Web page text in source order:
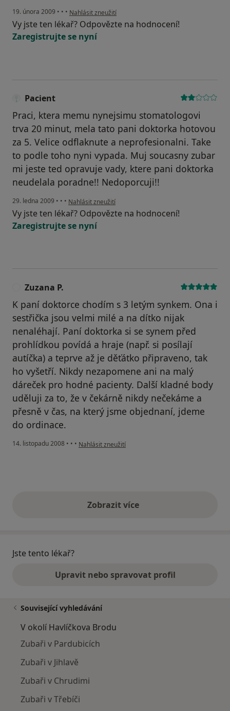
19. února 2009 • • • podle názoru uživatele Pacient
Nahlásit zneužití
Vy jste ten lékař? Odpovězte na hodnocení!
Zaregistrujte se nyní
Pacient
Praci, ktera memu nynejsimu stomatologovi
trva 20 minut, mela tato pani doktorka hotovou
za 5. Velice odflaknute a neprofesionalni. Take
to podle toho nyni vypada. Muj soucasny zubar
mi jeste ted opravuje vady, ktere pani doktorka
neudelala poradne!! Nedoporcuji!!
29. ledna 2009 • • • podle názoru uživatele Pacient
Nahlásit zneužití
Vy jste ten lékař? Odpovězte na hodnocení!
Zaregistrujte se nyní
Zuzana P.
K paní doktorce chodím s 3 letým synkem. Ona i
sestřička jsou velmi milé a na dítko nijak
nenaléhají. Paní doktorka si se synem před
prohlídkou povídá a hraje (např. si posílají
autíčka) a teprve až je děťátko připraveno, tak
ho vyšetří. Nikdy nezapomene ani na malý
dáreček pro hodné pacienty. Další kladné body
uděluji za to, že v čekárně nikdy nečekáme a
přesně v čas, na který jsme objednaní, jdeme
do ordinace.
14. listopadu 2008 • • • podle názoru uživatele Zuzana P.
Nahlásit zneužití
Zobrazit vícevýše uvedené názory
Jste tento lékař?
Upravit nebo spravovat profil
Související vyhledávání
V okolí Havlíčkova Brodu
Zubaři v Pardubicích
Zubaři v Jihlavě
Zubaři v Chrudimi
Zubaři v Třebíči